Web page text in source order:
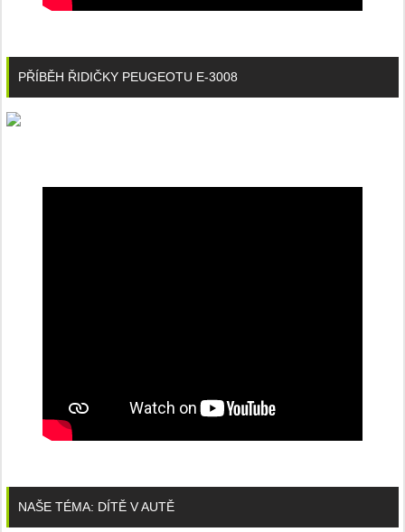
PŘÍBĚH ŘIDIČKY PEUGEOTU E-3008
NAŠE TÉMA: DÍTĚ V AUTĚ